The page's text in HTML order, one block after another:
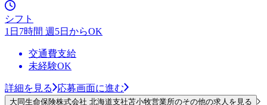
シフト
1日7時間 週5日からOK
交通費支給
未経験OK
詳細を見る 応募画面に進む
大同生命保険株式会社 北海道支社苫小牧営業所のその他の求人を見る